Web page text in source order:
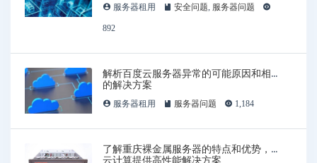
服务器租用 安全问题, 服务器问题
892
解析百度云服务器异常的可能原因和相应
的解决方案
服务器租用 服务器问题 1,184
了解重庆裸金属服务器的特点和优势，为
云计算提供高性能解决方案